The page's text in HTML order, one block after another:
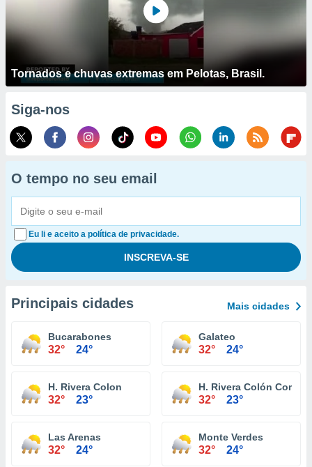
Tornados e chuvas extremas em Pelotas, Brasil.
Siga-nos
O tempo no seu email
Eu li e aceito a política de privacidade.
Principais cidades Mais cidades
Bucarabones
32° 24°
Galateo
32° 24°
H. Rivera Colon
32° 23°
H. Rivera Colón
32° 23°
Las Arenas
32° 24°
Monte Verdes
32° 24°